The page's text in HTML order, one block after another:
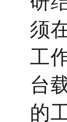
须
工
台
的